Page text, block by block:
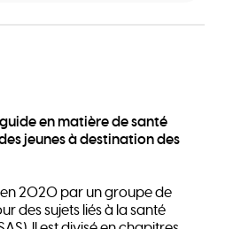
en matière de santé
jeunes à destination des
2020 par un groupe de
des sujets liés à la santé